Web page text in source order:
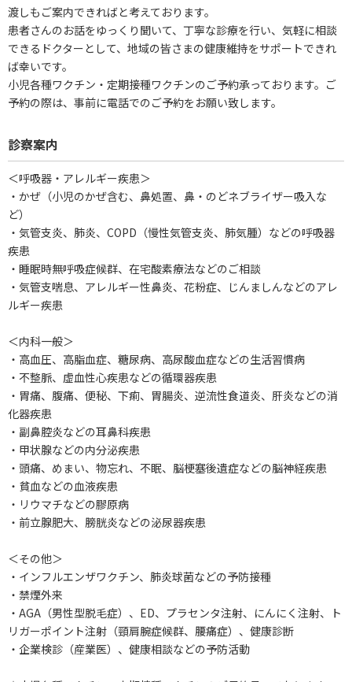
渡しもご案内できればと考えております。
患者さんのお話をゆっくり聞いて、丁寧な診療を行い、気軽に相談
できるドクターとして、地域の皆さまの健康維持をサポートできれ
ば幸いです。
小児各種ワクチン・定期接種ワクチンのご予約承っております。ご
予約の際は、事前に電話でのご予約をお願い致します。
診察案内
＜呼吸器・アレルギー疾患＞
・かぜ（小児のかぜ含む、鼻処置、鼻・のどネブライザー吸入な
ど）
・気管支炎、肺炎、COPD（慢性気管支炎、肺気腫）などの呼吸器
疾患
・睡眠時無呼吸症候群、在宅酸素療法などのご相談
・気管支喘息、アレルギー性鼻炎、花粉症、じんましんなどのアレ
ルギー疾患
＜内科一般＞
・高血圧、高脂血症、糖尿病、高尿酸血症などの生活習慣病
・不整脈、虚血性心疾患などの循環器疾患
・胃痛、腹痛、便秘、下痢、胃腸炎、逆流性食道炎、肝炎などの消
化器疾患
・副鼻腔炎などの耳鼻科疾患
・甲状腺などの内分泌疾患
・頭痛、めまい、物忘れ、不眠、脳梗塞後遺症などの脳神経疾患
・貧血などの血液疾患
・リウマチなどの膠原病
・前立腺肥大、膀胱炎などの泌尿器疾患
＜その他＞
・インフルエンザワクチン、肺炎球菌などの予防接種
・禁煙外来
・AGA（男性型脱毛症）、ED、プラセンタ注射、にんにく注射、ト
リガーポイント注射（頸肩腕症候群、腰痛症）、健康診断
・企業検診（産業医）、健康相談などの予防活動